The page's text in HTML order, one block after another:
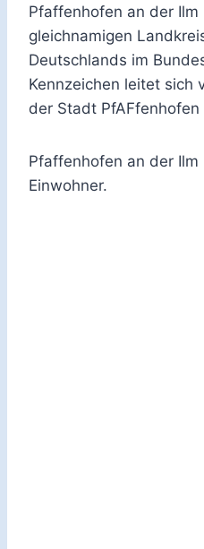
Pfaffenhofen an der
gleichnamigen
Deutschlands im
Kennzeichen leitet sich
der Stadt
Pfaffenhofen an der
Einwohner.